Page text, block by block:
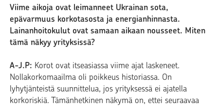
Viime aikoja ovat leimanneet Ukrainan sota,
epävarmuus korkotasosta ja energianhinnasta.
Lainanhoitokulut ovat samaan aikaan nousseet. Miten
tämä näkyy yrityksissä?
A-J.P: Korot ovat itseasiassa viime ajat laskeneet.
Nollakorkomaailma oli poikkeus historiassa. On
lyhytjänteistä suunnittelua, jos yrityksessä ei ajatella
korkoriskiä. Tämänhetkinen näkymä on, ettei seuraavaa